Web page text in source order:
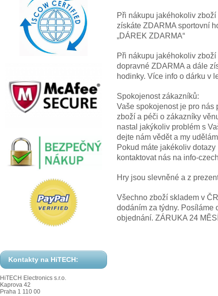
Kontakty na HiTECH:
HiTECH Electronics s.r.o.
Kaprova 42
Praha 1 110 00
Při nákupu jakéhokoliv
získáte ZDARMA sportovní
„DÁREK ZDARMA“
Při nákupu jakéhokoliv
dopravné ZDARMA a dále
hodinky. Více info o dárku v
Spokojenost zákazníků:
Vaše spokojenost je pro nás
zboží a péči o zákazníky
nastal jakýkoliv problém s
dejte nám vědět a my
Pokud máte jakékoliv
kontaktovat nás na info-
Hry jsou slevněné a z
Všechno zboží skladem v
dodáním za týdny. Posíláme
objednání. ZÁRUKA 24